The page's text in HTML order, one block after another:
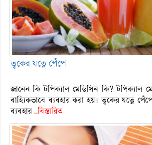
ত্বকের যত্নে পেঁপে
জানেন কি টপিক্যাল মেডিসিন কি? টপিক্যাল
বাহ্যিকভাবে ব্যবহার করা হয়। ত্বকের যত্নে
ব্যবহার..বিস্তারিত